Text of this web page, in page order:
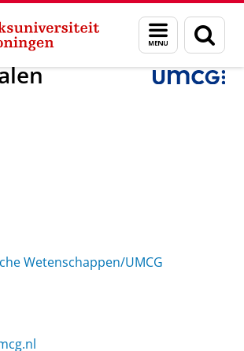
Menu
en
zoeken
A. van Dalen
Wetenschappen/UMCG